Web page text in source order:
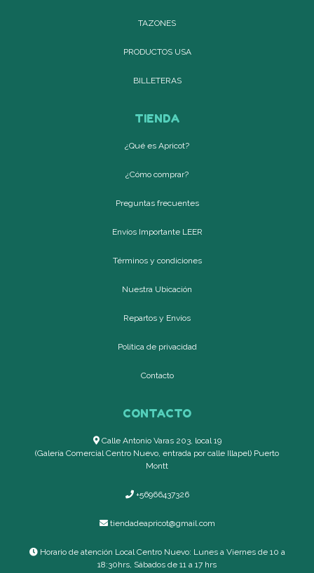
TAZONES
PRODUCTOS USA
BILLETERAS
TIENDA
¿Qué es Apricot?
¿Cómo comprar?
Preguntas frecuentes
Envíos Importante LEER
Términos y condiciones
Nuestra Ubicación
Repartos y Envíos
Política de privacidad
Contacto
CONTACTO
Calle Antonio Varas 203, local 19
(Galería Comercial Centro Nuevo, entrada por calle Illapel) Puerto
Montt
+56966437326
tiendadeapricot@gmail.com
Horario de atención Local Centro Nuevo: Lunes a Viernes de 10 a
18:30hrs, Sábados de 11 a 17 hrs